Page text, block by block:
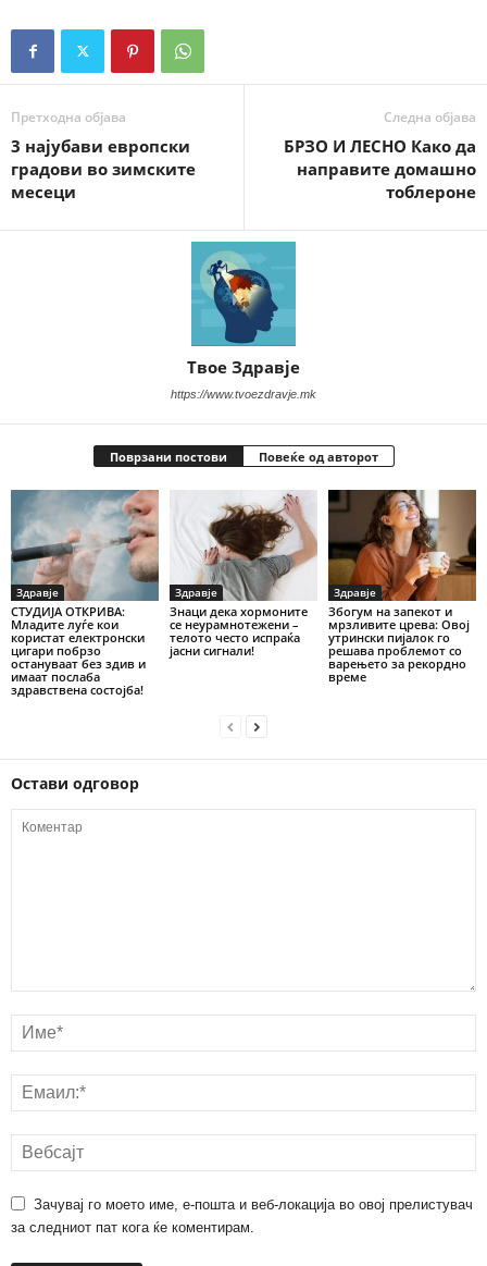
Претходна објава
3 најубави европски
градови во зимските
месеци
Следна објава
БРЗО И ЛЕСНО Како да
направите домашно
тоблероне
Твое Здравје
https://www.tvoezdravje.mk
Поврзани постови Повеќе од авторот
Здравје
СТУДИЈА ОТКРИВА:
Младите луѓе кои
користат електронски
цигари побрзо
остануваат без здив и
имаат послаба
здравствена состојба!
Здравје
Знаци дека хормоните
се неурамнотежени –
телото често испраќа
јасни сигнали!
Здравје
Збогум на запекот и
мрзливите црева: Овој
утрински пијалок го
решава проблемот со
варењето за рекордно
време
Остави одговор
Зачувај го моето име, е-пошта и веб-локација во овој прелистувач
за следниот пат кога ќе коментирам.